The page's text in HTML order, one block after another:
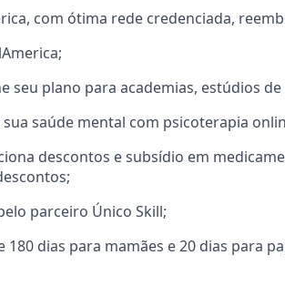
com ótima rede credenciada,
seu plano para academias, estúdios
sua saúde mental com psicoterapia
descontos e subsídio em
parceiro Único Skill;
180 dias para mamães e 20 dias para